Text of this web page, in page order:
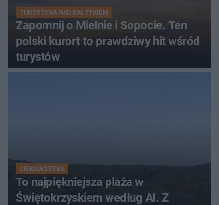
TURYSTYKA NAD BAŁTYKIEM
Zapomnij o Mielnie i Sopocie. Ten
polski kurort to prawdziwy hit wśród
turystów
CIEKAWOSTKA
To najpiękniejsza plaża w
Świętokrzyskiem według AI. Z